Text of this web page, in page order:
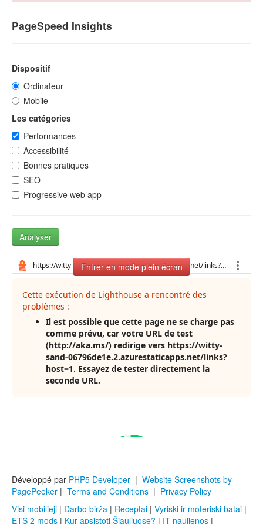
PageSpeed Insights
Dispositif
Ordinateur
Mobile
Les catégories
Performances
Accessibilité
Bonnes pratiques
SEO
Progressive web app
Analyser
Entrer en mode plein écran
Développé par PHP5 Developer | Website Screenshots by
PagePeeker | Terms and Conditions | Privacy Policy
Visi mobilieji | Darbo birža | Receptai | Vyriski ir moteriski batai |
ETS 2 mods | Kur apsistoti Šiauliuose? | IT naujienos |